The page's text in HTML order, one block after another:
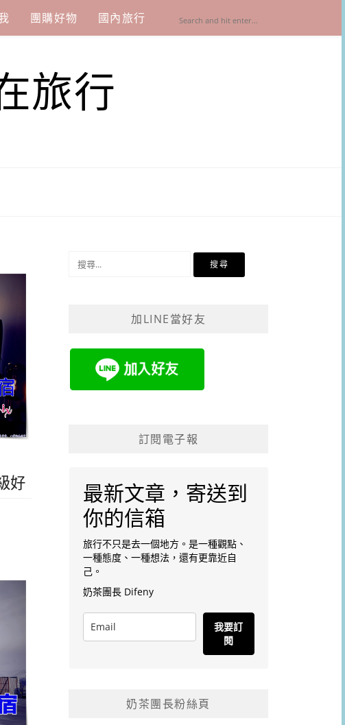
團購好物 國內旅行
旅行
好
加LINE當好友
訂閱電子報
最新文章，寄送到
你的信箱
旅行不只是去一個地方。是一種觀點、
一種態度、一種想法，還有更靠近自
己。
奶茶團長 Difeny
我要訂
閱
奶茶團長粉絲頁